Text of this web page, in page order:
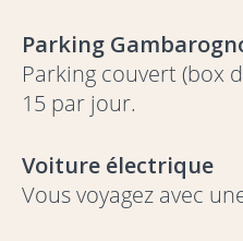
Parking
Parking couvert (box
15 par jour.
Voiture électrique
Vous voyagez avec